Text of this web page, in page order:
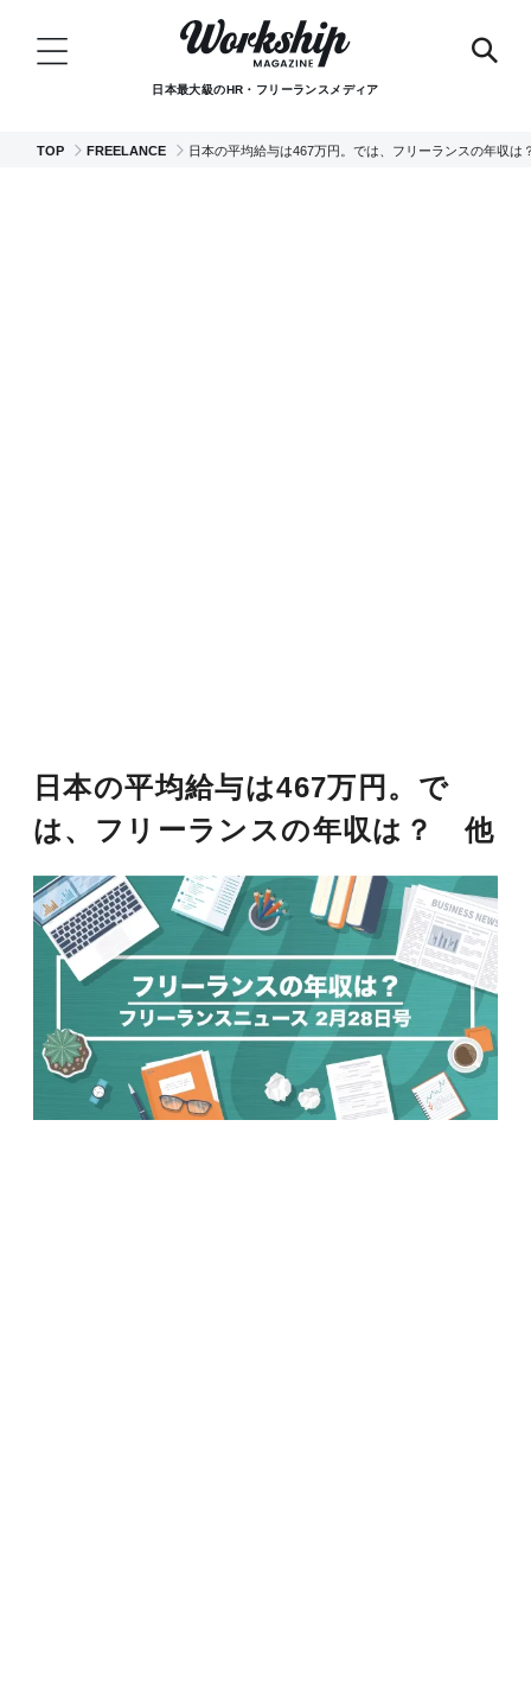
日本最大級のHR・フリーランスメディア
TOP FREELANCE 日本の平均給与は467万円。では、フリーランスの年収
日本の平均給与は467万円。で
は、フリーランスの年収は？ 他